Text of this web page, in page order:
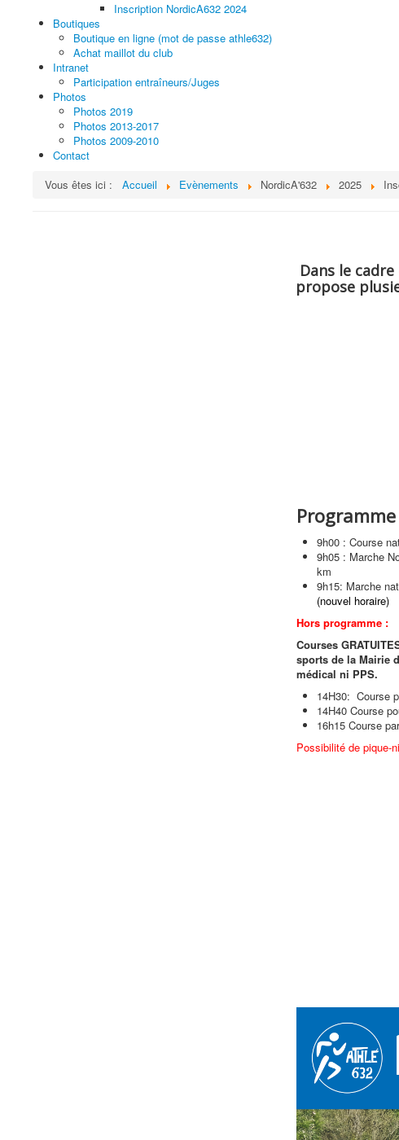
Inscription NordicA632 2024
Boutiques
Boutique en ligne (mot de passe athle632)
Achat maillot du club
Intranet
Participation entraîneurs/Juges
Photos
Photos 2019
Photos 2013-2017
Photos 2009-2010
Contact
Vous êtes ici :
Accueil Evènements NordicA'632 2025
Dans le
propose
9h00 : Course
9h05 : Marche
km
9h15: Marche
(nouvel horaire)
Hors programme :
Courses
sports de la Mairie
médical ni PPS.
14H30: Course
14H40 Course
16h15 Course
Possibilité de pique-